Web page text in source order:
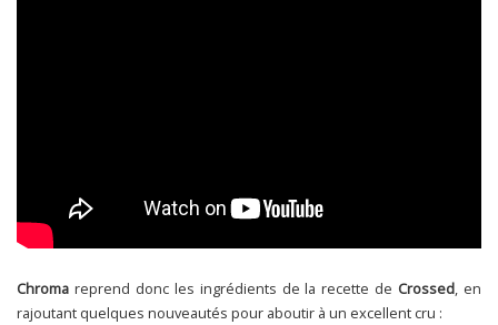
Chroma reprend donc les ingrédients de la recette de Crossed, en
rajoutant quelques nouveautés pour aboutir à un excellent cru :